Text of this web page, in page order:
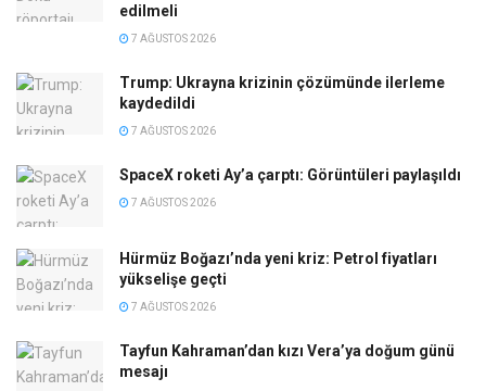
edilmeli
7 AĞUSTOS 2026
Trump: Ukrayna krizinin çözümünde ilerleme
kaydedildi
7 AĞUSTOS 2026
SpaceX roketi Ay’a çarptı: Görüntüleri paylaşıldı
7 AĞUSTOS 2026
Hürmüz Boğazı’nda yeni kriz: Petrol fiyatları
yükselişe geçti
7 AĞUSTOS 2026
Tayfun Kahraman’dan kızı Vera’ya doğum günü
mesajı